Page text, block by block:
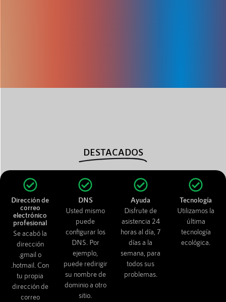
Dirección de
correo
electrónico
profesional
Se acabó la
dirección
.gmail o
.hotmail. Con
tu propia
dirección de
correo
DNS
Usted mismo
puede
configurar los
DNS. Por
ejemplo,
puede redirigir
su nombre de
dominio a otro
sitio.
Ayuda
Disfrute de
asistencia 24
horas al día, 7
días a la
semana, para
todos sus
problemas.
Tecnología
Utilizamos la
última
tecnología
ecológica.
DESTACADOS